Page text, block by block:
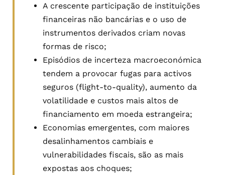
A crescente participação de instituições
financeiras não bancárias e o uso de
instrumentos derivados criam novas
formas de risco;
Episódios de incerteza macroeconómica
tendem a provocar fugas para activos
seguros (flight-to-quality), aumento da
volatilidade e custos mais altos de
financiamento em moeda estrangeira;
Economias emergentes, com maiores
desalinhamentos cambiais e
vulnerabilidades fiscais, são as mais
expostas aos choques;